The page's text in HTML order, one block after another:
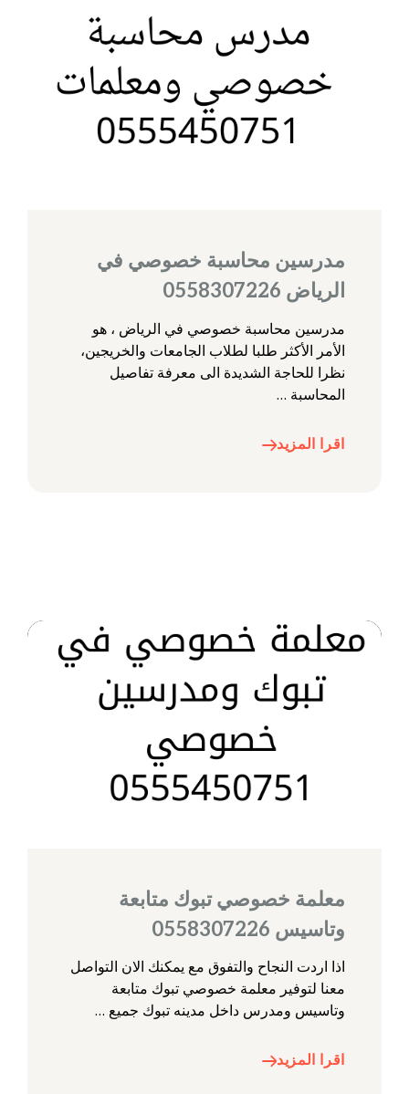
مدرسين محاسبة خصوصي في
الرياض 0558307226
مدرسين محاسبة خصوصي في الرياض ، هو
الأمر الأكثر طلبا لطلاب الجامعات والخريجين،
نظرا للحاجة الشديدة الى معرفة تفاصيل
المحاسبة …
اقرا المزيد
معلمة خصوصي تبوك متابعة
وتاسيس 0558307226
اذا اردت النجاح والتفوق مع يمكنك الان التواصل
معنا لتوفير معلمة خصوصي تبوك متابعة
وتاسيس ومدرس داخل مدينه تبوك جميع …
اقرا المزيد